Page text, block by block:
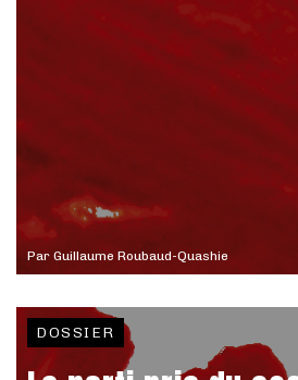
Par Guillaume Roubaud-Quashie
DOSSIER